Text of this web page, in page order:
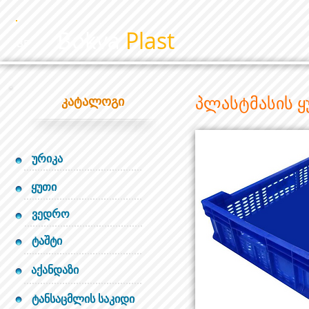
Plast
კატალოგი
ურიკა
ყუთი
ვედრო
ტაშტი
აქანდაზი
ტანსაცმლის საკიდი
პლასტმასის